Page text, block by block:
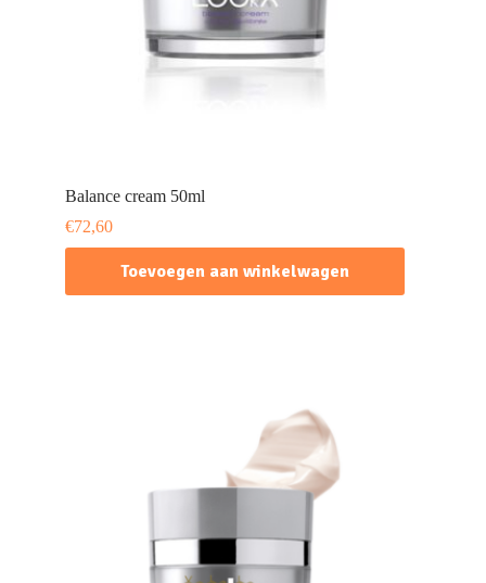
Balance cream 50ml
€72,60
Toevoegen aan winkelwagen